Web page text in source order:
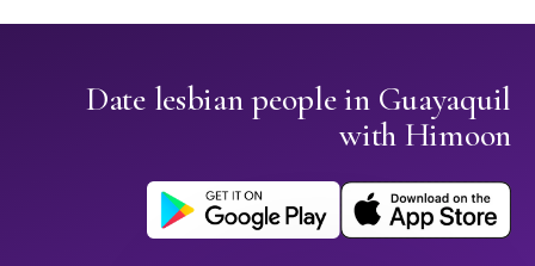
Date lesbian people in Guayaquil
with Himoon